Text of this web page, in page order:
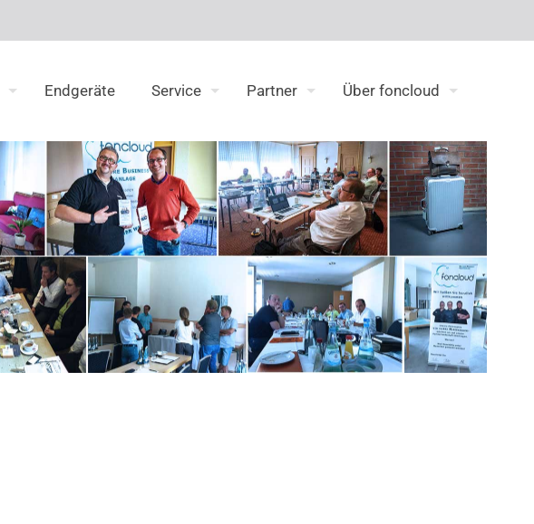
Endgeräte Service Partner Über foncloud